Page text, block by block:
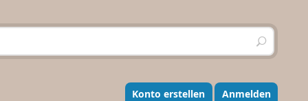
S
u
h
e
Konto erstellen Anmelden